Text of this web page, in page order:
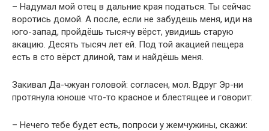
– Надумал мой отец в дальние края податься. Ты сейчас
воротись домой. А после, если не забудешь меня, иди на
юго-запад, пройдёшь тысячу вёрст, увидишь старую
акацию. Десять тысяч лет ей. Под той акацией пещера
есть в сто вёрст длиной, там и найдёшь меня.
Закивал Да-чжуан головой: согласен, мол. Вдруг Эр-ни
протянула юноше что-то красное и блестящее и говорит:
– Нечего тебе будет есть, попроси у жемчужины, скажи: